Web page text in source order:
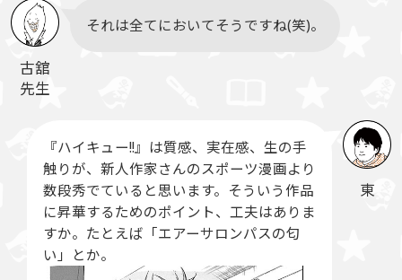
古舘
先生
それは全てにおいてそうですね(笑)。
東
『ハイキュー!!』は質感、実在感、生の手
触りが、新人作家さんのスポーツ漫画より
数段秀でていると思います。そういう作品
に昇華するためのポイント、工夫はありま
すか。たとえば「エアーサロンパスの匂
い」とか。